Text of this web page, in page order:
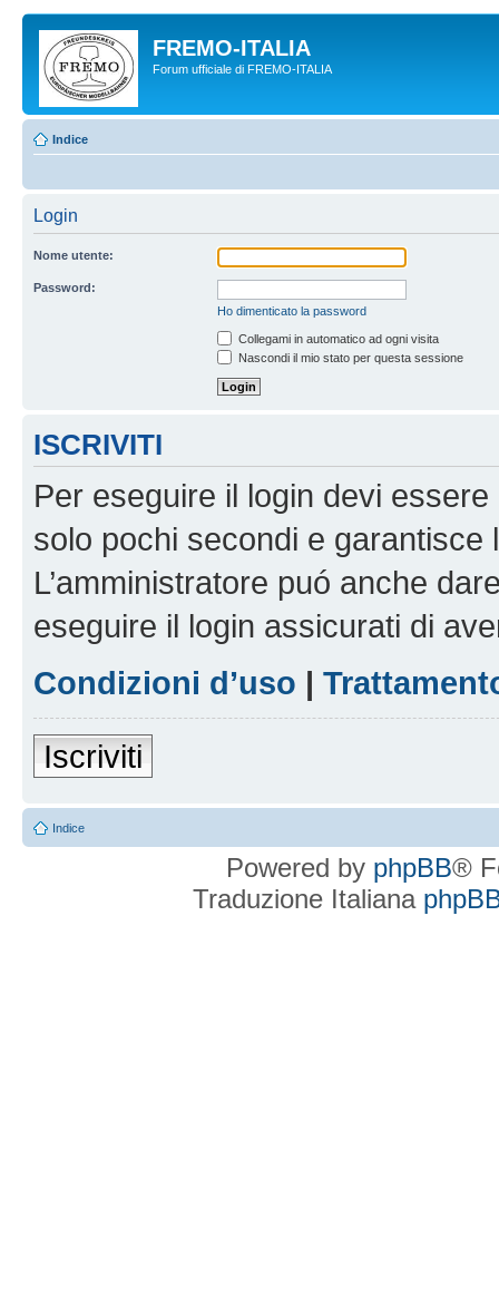
FREMO-ITALIA
Forum ufficiale di FREMO-ITALIA
Indice
Login
Nome utente:
Password:
Ho dimenticato la password
Collegami in automatico ad ogni visita
Nascondi il mio stato per questa sessione
ISCRIVITI
Per eseguire il login devi
solo pochi secondi e garantisce
L’amministratore puó anche
eseguire il login assicurati di
Condizioni d’uso |
Iscriviti
Indice
Powered by phpBB®
Traduzione Italiana